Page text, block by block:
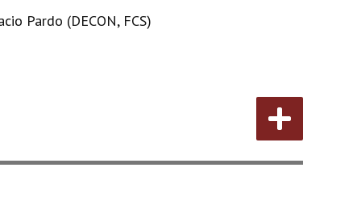
Pardo (DECON, FCS)